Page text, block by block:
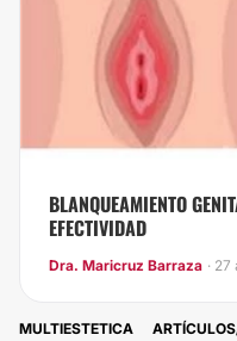
BLANQUEAMIENTO
EFECTIVIDAD
Dra. Maricruz Barraza ·
MULTIESTETICA ARTÍCULOS